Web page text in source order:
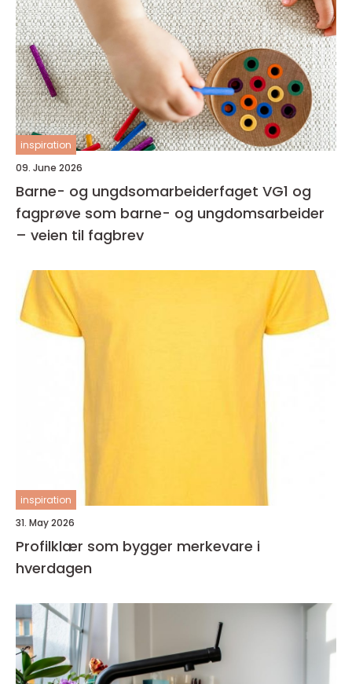
inspiration
09. June 2026
Barne- og ungdsomarbeiderfaget VG1 og
fagprøve som barne- og ungdomsarbeider
– veien til fagbrev
inspiration
31. May 2026
Profilklær som bygger merkevare i
hverdagen